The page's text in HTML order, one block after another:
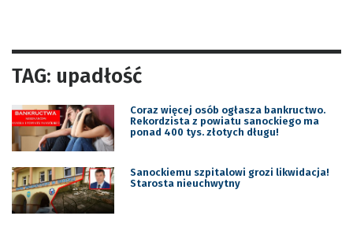
TAG: upadłość
Coraz więcej osób ogłasza bankructwo.
Rekordzista z powiatu sanockiego ma
ponad 400 tys. złotych długu!
Sanockiemu szpitalowi grozi likwidacja!
Starosta nieuchwytny